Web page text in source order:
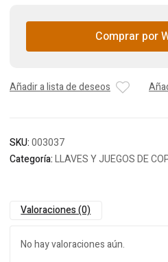
Comprar por
Añadir a lista de deseos
SKU:003037
Categoría:LLAVES Y JUEGOS DE
Valoraciones (0)
No hay valoraciones aún.